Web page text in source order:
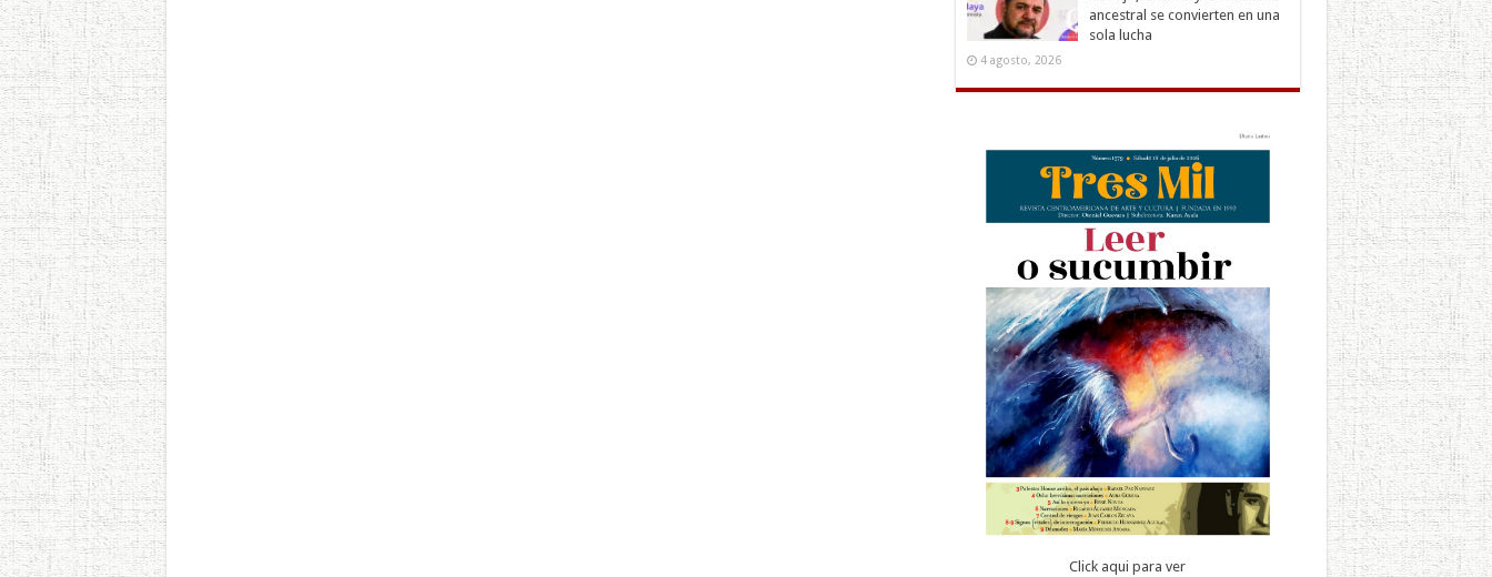
ancestral se convierten en una
sola lucha
4 agosto, 2026
Click aqui para ver